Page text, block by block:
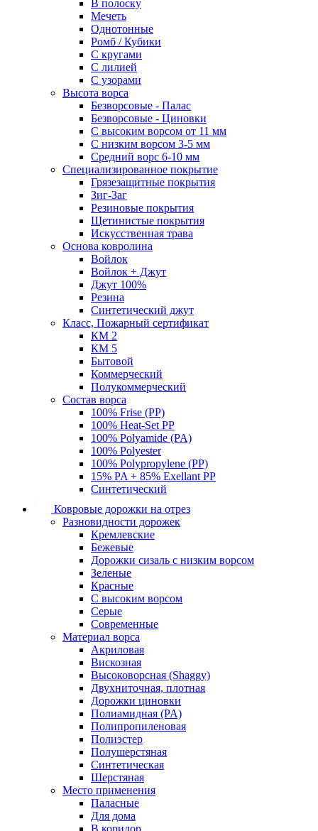
В полоску
Мечеть
Однотонные
Ромб / Кубики
С кругами
С лилией
С узорами
Высота ворса
Безворсовые - Палас
Безворсовые - Циновки
С высоким ворсом от 11 мм
С низким ворсом 3-5 мм
Средний ворс 6-10 мм
Специализированное покрытие
Грязезащитные покрытия
Зиг-Заг
Резиновые покрытия
Щетинистые покрытия
Искусственная трава
Основа ковролина
Войлок
Войлок + Джут
Джут 100%
Резина
Синтетический джут
Класс, Пожарный сертификат
КМ 2
КМ 5
Бытовой
Коммерческий
Полукоммерческий
Состав ворса
100% Frise (PP)
100% Heat-Set PP
100% Polyamide (PA)
100% Polyester
100% Polypropylene (PP)
15% PA + 85% Exellant PP
Синтетический
Ковровые дорожки на отрез
Разновидности дорожек
Кремлевские
Бежевые
Дорожки сизаль с низким ворсом
Зеленые
Красные
С высоким ворсом
Серые
Современные
Материал ворса
Акриловая
Вискозная
Высоковорсная (Shaggy)
Двухниточная, плотная
Дорожки циновки
Полиамидная (PA)
Полипропиленовая
Полиэстер
Полушерстяная
Синтетическая
Шерстяная
Место применения
Паласные
Для дома
В коридор